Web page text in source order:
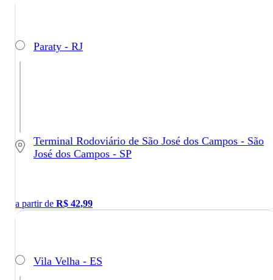
Paraty - RJ
Terminal Rodoviário de São José dos Campos - São
José dos Campos - SP
a partir de R$ 42,99
Vila Velha - ES